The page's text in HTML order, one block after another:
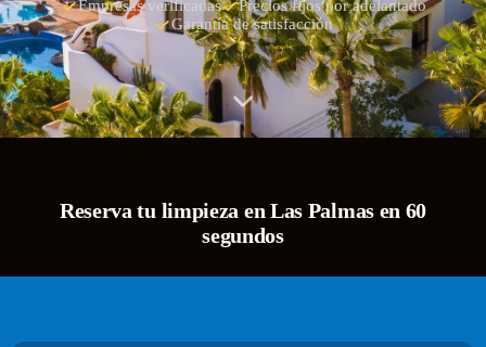
Empresas verificadas
Precios fijos por adelantado
Garantía de satisfacción
Reserva tu limpieza en Las Palmas en 60
segundos